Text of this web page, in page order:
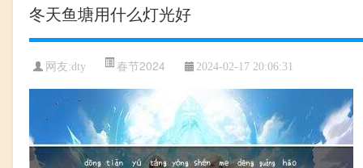
冬天鱼塘用什么灯光好
网友:dty 春节2024 2024-02-17 20:06:31